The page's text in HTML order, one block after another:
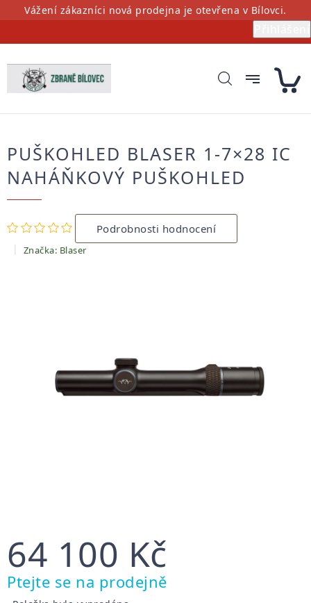
PřejítVážení zákazníci nová prodejna je otevřena v Bílovci.
PUŠKOHLED BLASER 1-7×28 IC
NAHÁŇKOVÝ PUŠKOHLED
Průměrné
hodnocení
produktu
je
Podrobnosti hodnocení
Značka: Blaser
64 100 Kč
Měrná
cena:
Ptejte se na prodejně